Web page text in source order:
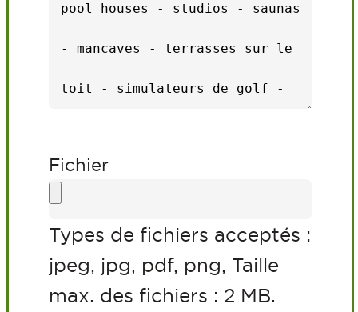
Fichier
Types de fichiers acceptés :
jpeg, jpg, pdf, png, Taille
max. des fichiers : 2 MB.